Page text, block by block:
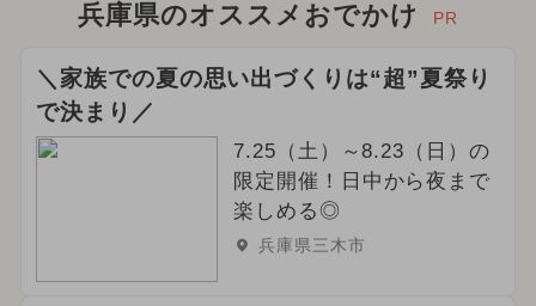
兵庫県のオススメおでかけ PR
＼家族での夏の思い出づくりは“超”夏祭り
で決まり／
7.25（土）～8.23（日）の
限定開催！日中から夜まで
楽しめる◎
兵庫県三木市